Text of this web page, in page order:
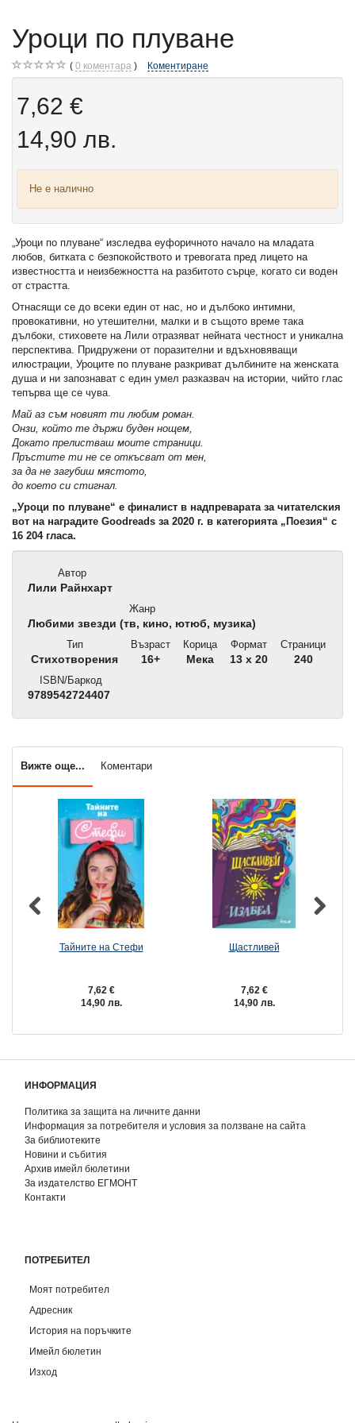
Уроци по плуване
0 коментара Коментиране
7,62 €
14,90 лв.
Не е налично
„Уроци по плуване“ изследва еуфоричното начало на младата
любов, битката с безпокойството и тревогата пред лицето на
известността и неизбежността на разбитото сърце, когато си воден
от страстта.
Отнасящи се до всеки един от нас, но и дълбоко интимни,
провокативни, но утешителни, малки и в същото време така
дълбоки, стиховете на Лили отразяват нейната честност и уникална
перспектива. Придружени от поразителни и вдъхновяващи
илюстрации, Уроците по плуване разкриват дълбините на женската
душа и ни запознават с един умел разказвач на истории, чийто глас
тепърва ще се чува.
Май аз съм новият ти любим роман.
Онзи, който те държи буден нощем,
Докато прелистваш моите страници.
Пръстите ти не се откъсват от мен,
за да не загубиш мястото,
до което си стигнал.
„Уроци по плуване“ е финалист в надпреварата за читателския
вот на наградите Goodreads за 2020 г. в категорията „Поезия“ с
16 204 гласа.
Автор
Лили Райнхарт
Жанр
Любими звезди (тв, кино, ютюб, музика)
Тип
Стихотворения
Възраст
16+
Корица
Мека
Формат
13 x 20
Страници
240
ISBN/Баркод
9789542724407
Вижте още... Коментари
Тайните на Стефи
7,62 €
14,90 лв.
Щастливей
7,62 €
14,90 лв.
ИНФОРМАЦИЯ
Политика за защита на личните данни
Информация за потребителя и условия за ползване на сайта
За библиотеките
Новини и събития
Архив имейл бюлетини
За издателство ЕГМОНТ
Контакти
ПОТРЕБИТЕЛ
Моят потребител
Адресник
История на поръчките
Имейл бюлетин
Изход